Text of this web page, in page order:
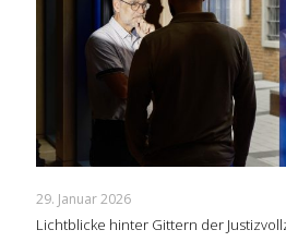
29. Januar 2026
Lichtblicke hinter Gittern der